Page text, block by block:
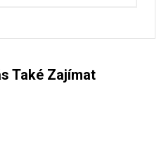
Také Zajímat